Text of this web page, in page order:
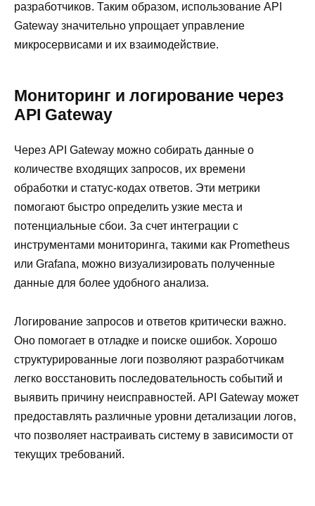
разработчиков. Таким образом, использование API
Gateway значительно упрощает управление
микросервисами и их взаимодействие.
Мониторинг и логирование через
API Gateway
Через API Gateway можно собирать данные о
количестве входящих запросов, их времени
обработки и статус-кодах ответов. Эти метрики
помогают быстро определить узкие места и
потенциальные сбои. За счет интеграции с
инструментами мониторинга, такими как Prometheus
или Grafana, можно визуализировать полученные
данные для более удобного анализа.
Логирование запросов и ответов критически важно.
Оно помогает в отладке и поиске ошибок. Хорошо
структурированные логи позволяют разработчикам
легко восстановить последовательность событий и
выявить причину неисправностей. API Gateway может
предоставлять различные уровни детализации логов,
что позволяет настраивать систему в зависимости от
текущих требований.